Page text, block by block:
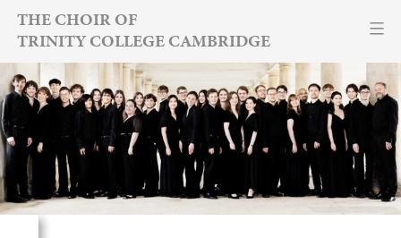
Skip
content
THE CHOIR OF
TRINITY COLLEGE CAMBRIDGE